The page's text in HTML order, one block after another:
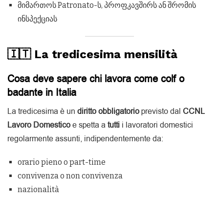
მიმართოს Patronato-ს, პროფკავშირს ან შრომის
ინსპექციას
🇮🇹 La tredicesima mensilità
Cosa deve sapere chi lavora come colf o
badante in Italia
La tredicesima è un diritto obbligatorioprevisto dal CCNL
Lavoro Domesticoe spetta a tutti i lavoratori domestici
regolarmente assunti, indipendentemente da:
orario pieno o part-time
convivenza o non convivenza
nazionalità